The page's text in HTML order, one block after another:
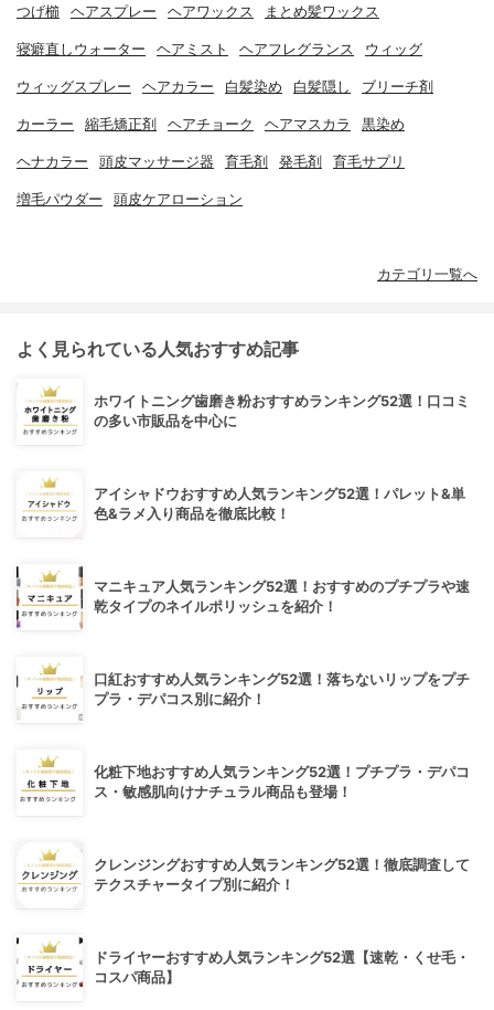
つげ櫛 ヘアスプレー ヘアワックス まとめ髪ワックス
寝癖直しウォーター ヘアミスト ヘアフレグランス ウィッグ
ウィッグスプレー ヘアカラー 白髪染め 白髪隠し ブリーチ剤
カーラー 縮毛矯正剤 ヘアチョーク ヘアマスカラ 黒染め
ヘナカラー 頭皮マッサージ器 育毛剤 発毛剤 育毛サプリ
増毛パウダー 頭皮ケアローション
カテゴリ一覧へ
よく見られている人気おすすめ記事
ホワイトニング歯磨き粉おすすめランキング52選！口コミ
の多い市販品を中心に
アイシャドウおすすめ人気ランキング52選！パレット&単
色&ラメ入り商品を徹底比較！
マニキュア人気ランキング52選！おすすめのプチプラや速
乾タイプのネイルポリッシュを紹介！
口紅おすすめ人気ランキング52選！落ちないリップをプチ
プラ・デパコス別に紹介！
化粧下地おすすめ人気ランキング52選！プチプラ・デパコ
ス・敏感肌向けナチュラル商品も登場！
クレンジングおすすめ人気ランキング52選！徹底調査して
テクスチャータイプ別に紹介！
ドライヤーおすすめ人気ランキング52選【速乾・くせ毛・
コスパ商品】